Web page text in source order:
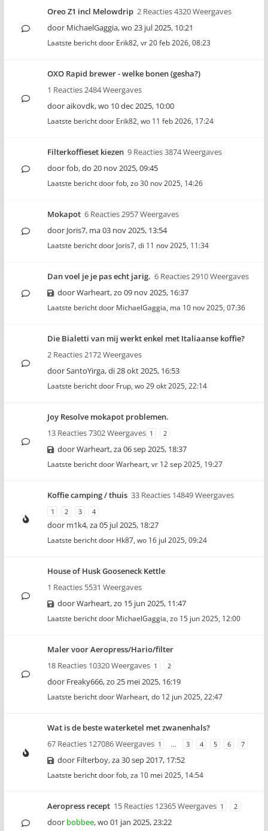
Oreo Z1 incl Melowdrip 2 Reacties 4320 Weergaves
door MichaelGaggia,wo 23 jul 2025, 10:21
Laatste bericht door Erik82, vr 20 feb 2026, 08:23
OXO Rapid brewer - welke bonen (gesha?)
1 Reacties 2484 Weergaves
dooraikovdk,wo 10 dec 2025, 10:00
Laatste bericht door Erik82, wo 11 feb 2026, 17:24
Filterkoffieset kiezen 9 Reacties 3874 Weergaves
doorfob,do 20 nov 2025, 09:45
Laatste bericht doorfob, zo 30 nov 2025, 14:26
Mokapot 6 Reacties 2957 Weergaves
door Joris7, ma 03 nov 2025, 13:54
Laatste bericht door Joris7, di 11 nov 2025, 11:34
Dan voel je je pas echt jarig. 6 Reacties 2910 Weergaves
doorWarheart,zo 09 nov 2025, 16:37
Laatste bericht door MichaelGaggia, ma 10 nov 2025, 07:36
Die Bialetti van mij werkt enkel met Italiaanse koffie?
2 Reacties 2172 Weergaves
doorSantoYirga,di 28 okt 2025, 16:53
Laatste bericht door Frup, wo 29 okt 2025, 22:14
Joy Resolve mokapot problemen.
13 Reacties 7302 Weergaves 1 2
doorWarheart,za 06 sep 2025, 18:37
Laatste bericht doorWarheart, vr 12 sep 2025, 19:27
Koffie camping / thuis 33 Reacties 14849 Weergaves
1 2 3 4
door m1k4,za 05 jul 2025, 18:27
Laatste bericht door Hk87, wo 16 jul 2025, 09:24
House of Husk Gooseneck Kettle
1 Reacties 5531 Weergaves
doorWarheart,zo 15 jun 2025, 11:47
Laatste bericht door MichaelGaggia, zo 15 jun 2025, 12:00
Maler voor Aeropress/Hario/filter
18 Reacties 10320 Weergaves 1 2
door Freaky666,zo 25 mei 2025, 16:19
Laatste bericht doorWarheart, do 12 jun 2025, 22:47
Wat is de beste waterketel met zwanenhals?
67 Reacties 127086 Weergaves 1 … 3 4 5 6 7
door Filterboy,za 30 sep 2017, 17:52
Laatste bericht doorfob, za 10 mei 2025, 14:54
Aeropress recept 15 Reacties 12365 Weergaves 1 2
door bobbee,wo 01 jan 2025, 23:22